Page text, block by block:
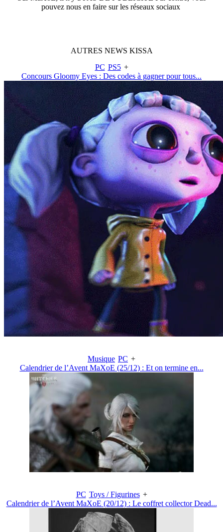
pouvez nous en faire sur les réseaux sociaux
AUTRES NEWS KISSA
PC PS5 +
Concours Gloomy Eyes : Des codes à gagner pour tous...
Musique PC +
Calendrier de l’Avent MaXoE (25/12) : Et on termine en...
PC Toys / Figurines +
Calendrier de l’Avent MaXoE (20/12) : Le coffret collector Dead...